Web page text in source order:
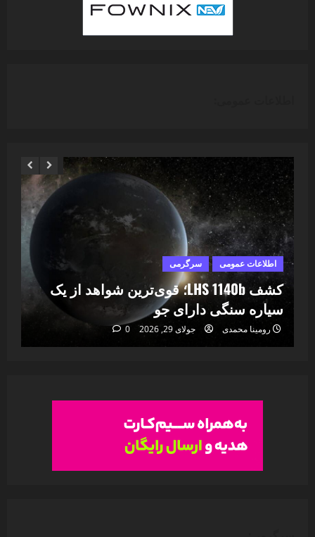
اطلاعات عمومی سرگرمی
کشف LHS 1140b؛ قوی‌ترین شواهد از یک
سیاره سنگی دارای جو
رومینا محمدی جولای 29, 2026 0